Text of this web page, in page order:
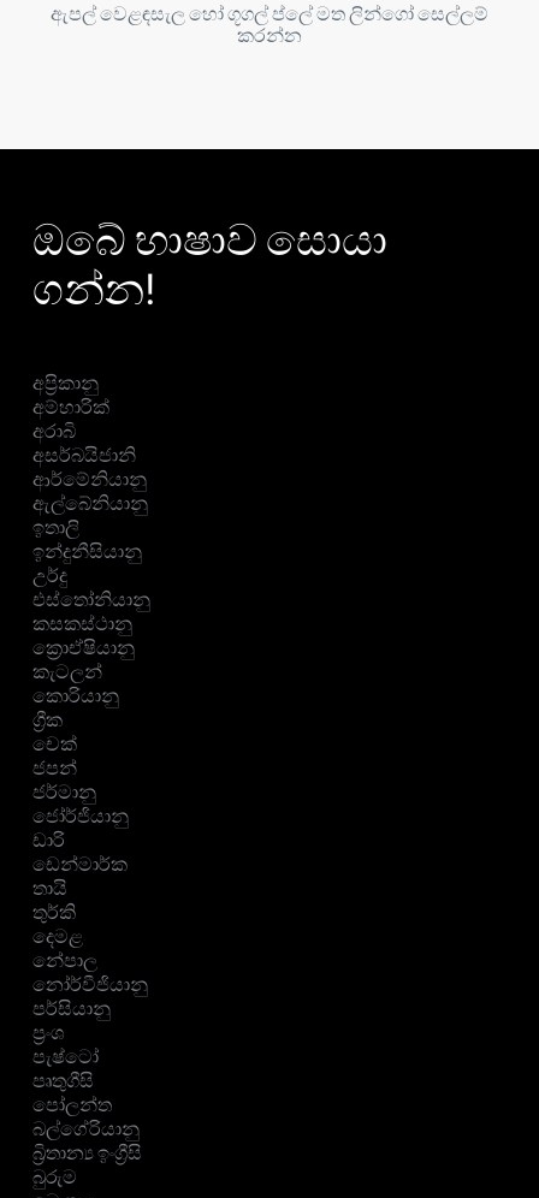
ඇපල් වෙළඳසැල හෝ ගූගල් ප්ලේ මත ලින්ගෝ සෙල්ලම්
කරන්න
ඔබේ භාෂාව සොයා
ගන්න!
අප්‍රිකානු
අම්හාරික්
අරාබි
අසර්බයිජානි
ආර්මේනියානු
ඇල්බේනියානු
ඉතාලි
ඉන්දුනීසියානු
උර්දු
එස්තෝනියානු
කසකස්ථානු
ක්‍රොඒෂියානු
කැටලන්
කොරියානු
ග්‍රීක
චෙක්
ජපන්
ජර්මානු
ජෝර්ජියානු
ඩාරි
ඩෙන්මාර්ක
තායි
තුර්කි
දෙමළ
නේපාල
නෝර්වීජියානු
පර්සියානු
ප්‍රංශ
පැෂ්ටෝ
පෘතුගීසි
පෝලන්ත
බල්ගේරියානු
බ්‍රිතාන්‍ය ඉංග්‍රීසි
බුරුම